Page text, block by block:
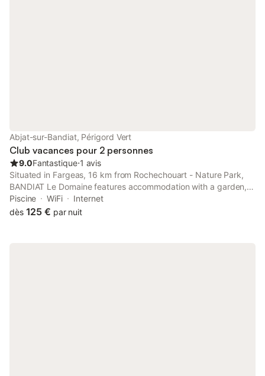
Abjat-sur-Bandiat, Périgord Vert
Club vacances pour 2 personnes
9.0Fantastique⋅1 avis
Situated in Fargeas, 16 km from Rochechouart - Nature Park,
BANDIAT Le Domaine features accommodation with a garden,
free private parking, a terrace and a restaurant. Featuring a bar,
the property is located within 22 km of Montbrun Castle.
Piscine WiFi
Internet
dès 125 € par nuit